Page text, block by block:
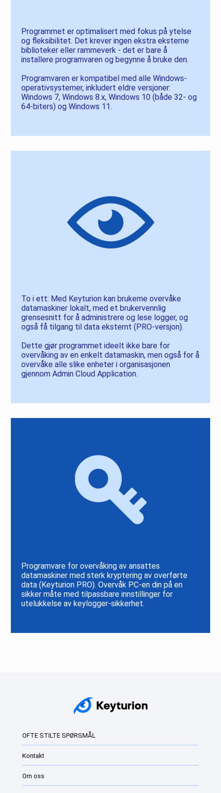
Programmet er optimalisert med fokus på ytelse
og fleksibilitet. Det krever ingen ekstra eksterne
biblioteker eller rammeverk - det er bare å
installere programvaren og begynne å bruke den.
Programvaren er kompatibel med alle Windows-
operativsystemer, inkludert eldre versjoner:
Windows 7, Windows 8.x, Windows 10 (både 32- og
64-biters) og Windows 11.
To i ett: Med Keyturion kan brukerne overvåke
datamaskiner lokalt, med et brukervennlig
grensesnitt for å administrere og lese logger, og
også få tilgang til data eksternt (PRO-versjon).
Dette gjør programmet ideelt ikke bare for
overvåking av en enkelt datamaskin, men også for å
overvåke alle slike enheter i organisasjonen
gjennom Admin Cloud Application.
Programvare for overvåking av ansattes
datamaskiner med sterk kryptering av overførte
data (Keyturion PRO). Overvåk PC-en din på en
sikker måte med tilpassbare innstillinger for
utelukkelse av keylogger-sikkerhet.
OFTE STILTE SPØRSMÅL
Kontakt
Om oss